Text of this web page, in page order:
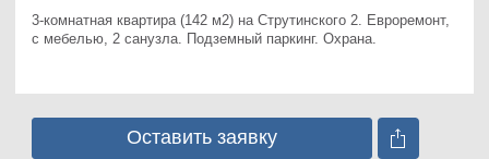
3-комнатная квартира (142 м2) на Струтинского 2. Евроремонт,
с мебелью, 2 санузла. Подземный паркинг. Охрана.
Оставить заявку